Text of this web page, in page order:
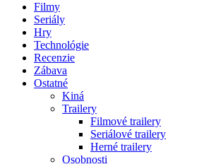
Filmy
Seriály
Hry
Technológie
Recenzie
Zábava
Ostatné
Kiná
Trailery
Filmové trailery
Seriálové trailery
Herné trailery
Osobnosti